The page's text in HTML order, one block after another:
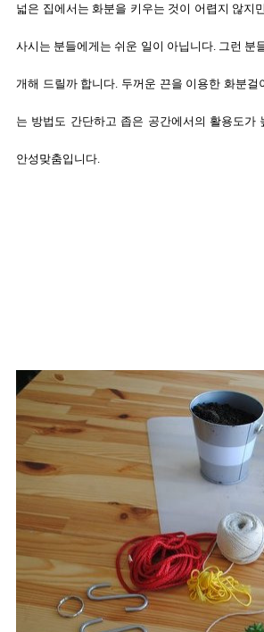
넓은 집에서는 화분을 키우는 것이 어렵지 않지
사시는 분들에게는 쉬운 일이 아닙니다. 그런 분
개해 드릴까 합니다. 두꺼운 끈을 이용한 화분걸
는 방법도 간단하고 좁은 공간에서의 활용도가
안성맞춤입니다.